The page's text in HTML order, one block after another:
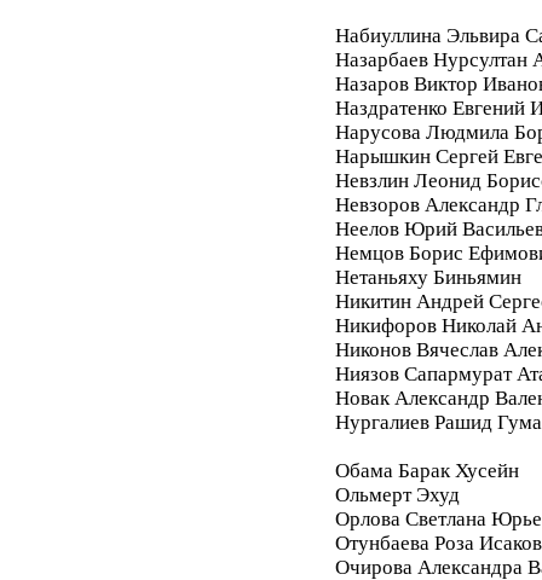
Набиуллина Эльвира
Назарбаев Нурсултан
Назаров Виктор
Наздратенко Евгений
Нарусова Людмила
Нарышкин Сергей
Невзлин Леонид
Невзоров Александр
Неелов Юрий
Немцов Борис
Нетаньяху Биньямин
Никитин Андрей
Никифоров Николай
Никонов Вячеслав
Ниязов Сапармурат
Новак Александр
Нургалиев Рашид
Обама Барак Хусейн
Ольмерт Эхуд
Орлова Светлана
Отунбаева Роза
Очирова Александра